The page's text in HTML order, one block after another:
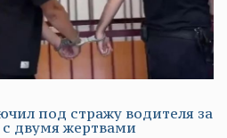
под стражу водителя за
двумя жертвами